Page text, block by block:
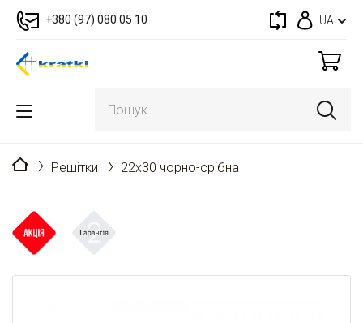
+380 (97) 080 05 10 UA
Головна
Решітки 22x30 чорно-срібна